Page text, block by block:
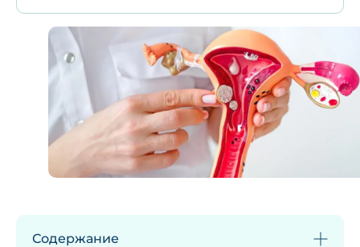
Содержание